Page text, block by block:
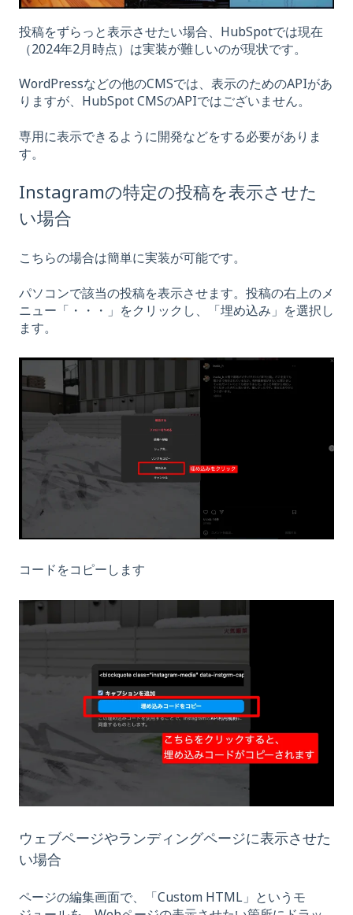
投稿をずらっと表示させたい場合、HubSpotでは現在
（2024年2月時点）は実装が難しいのが現状です。
WordPressなどの他のCMSでは、表示のためのAPIがあ
りますが、HubSpot CMSのAPIではございません。
専用に表示できるように開発などをする必要がありま
す。
Instagramの特定の投稿を表示させた
い場合
こちらの場合は簡単に実装が可能です。
パソコンで該当の投稿を表示させます。投稿の右上のメ
ニュー「・・・」をクリックし、「埋め込み」を選択し
ます。
コードをコピーします
ウェブページやランディングページに表示させた
い場合
ページの編集画面で、「Custom HTML」というモ